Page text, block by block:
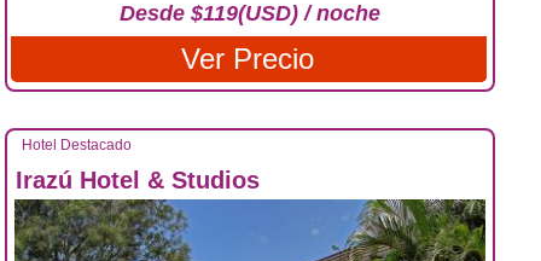
Desde $119(USD) / noche
Ver Precio
Hotel Destacado
Irazú Hotel & Studios